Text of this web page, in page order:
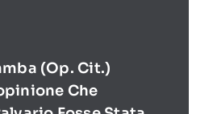
(op. Cit.)
Che